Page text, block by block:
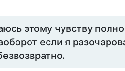
этому чувству
если я